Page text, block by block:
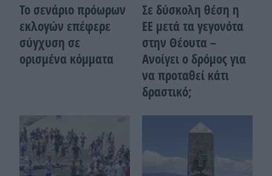
Το σενάριο πρόωρων
εκλογών επέφερε
σύγχυση σε
ορισμένα κόμματα
Σε δύσκολη θέση η
ΕΕ μετά τα γεγονότα
στην Θέουτα –
Ανοίγει ο δρόμος για
να προταθεί κάτι
δραστικό;